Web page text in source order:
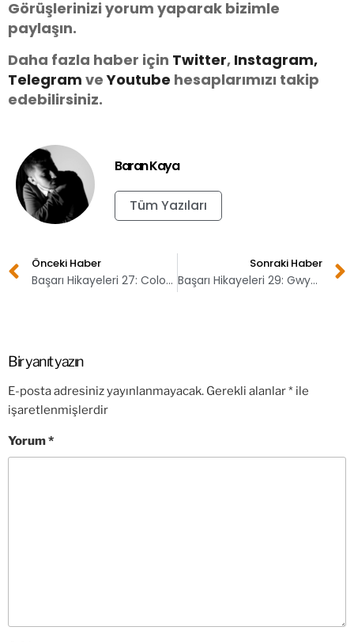
Görüşlerinizi yorum yaparak bizimle
paylaşın.
Daha fazla haber için Twitter, Instagram,
Telegram veYoutube hesaplarımızı takip
edebilirsiniz.
Baran Kaya
Tüm Yazıları
Önceki Haber
Başarı Hikayeleri 27: Colonel Sanders (KFC)
Sonraki Haber
Başarı Hikayeleri 29: Gwynne Shotwell (SpaceX)
Bir yanıt yazın
E-posta adresiniz yayınlanmayacak. Gerekli alanlar* ile
işaretlenmişlerdir
Yorum*